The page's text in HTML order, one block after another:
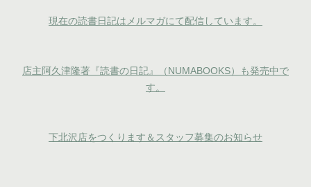
現在の読書日記はメルマガにて配信しています。
店主阿久津隆著『読書の日記』（NUMABOOKS）も発売中で
す。
下北沢店をつくります＆スタッフ募集のお知らせ